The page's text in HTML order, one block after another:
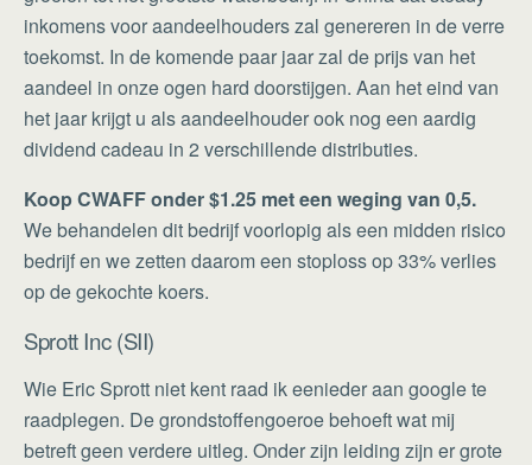
inkomens voor aandeelhouders zal genereren in de verre
toekomst. In de komende paar jaar zal de prijs van het
aandeel in onze ogen hard doorstijgen. Aan het eind van
het jaar krijgt u als aandeelhouder ook nog een aardig
dividend cadeau in 2 verschillende distributies.
Koop CWAFFonder $1.25 met een weging van 0,5.
We behandelen dit bedrijf voorlopig als een midden risico
bedrijf en we zetten daarom een stoploss op 33% verlies
op de gekochte koers.
Sprott Inc (SII)
Wie Eric Sprott niet kent raad ik eenieder aan google te
raadplegen. De grondstoffengoeroe behoeft wat mij
betreft geen verdere uitleg. Onder zijn leiding zijn er grote